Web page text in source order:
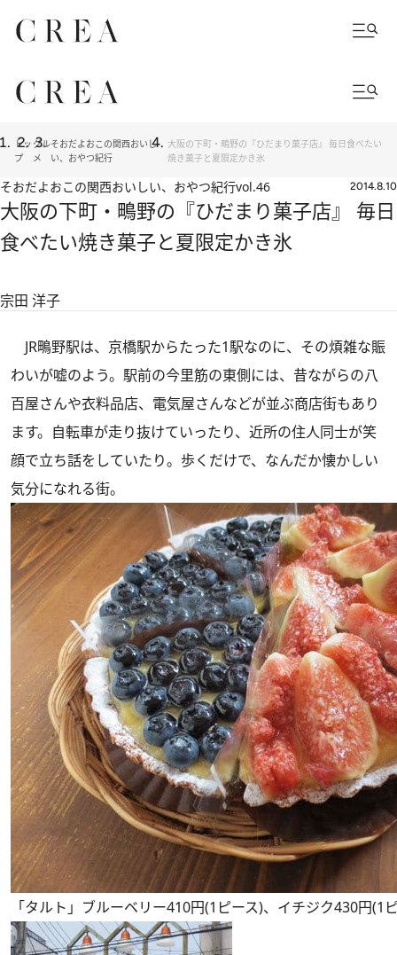
トッ
プ
グル
メ
そおだよおこの関西おいし
い、おやつ紀行
大阪の下町・鴫野の『ひだまり菓子店』 毎日食べたい
焼き菓子と夏限定かき氷
そおだよおこの関西おいしい、おやつ紀行vol.46 2014.8.10
大阪の下町・鴫野の『ひだまり菓子店』 毎日
食べたい焼き菓子と夏限定かき氷
宗田 洋子
JR鴫野駅は、京橋駅からたった1駅なのに、その煩雑な賑
わいが嘘のよう。駅前の今里筋の東側には、昔ながらの八
百屋さんや衣料品店、電気屋さんなどが並ぶ商店街もあり
ます。自転車が走り抜けていったり、近所の住人同士が笑
顔で立ち話をしていたり。歩くだけで、なんだか懐かしい
気分になれる街。
「タルト」ブルーベリー410円(1ピース)、イチジク430円(1